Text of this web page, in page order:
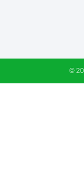
©